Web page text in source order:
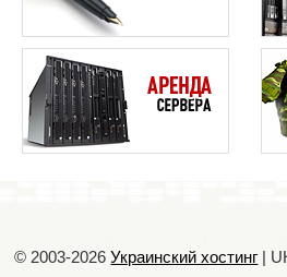
сложность в решении
возможность нахождения
уязвимостей, за счет
кода.
необходимость
повышенное потребление
пользователю интернета.
Обзор популярных CMS
Как изменить URL
Как включить режим
Подключение Google
© 2003-2026Украинский хостинг |